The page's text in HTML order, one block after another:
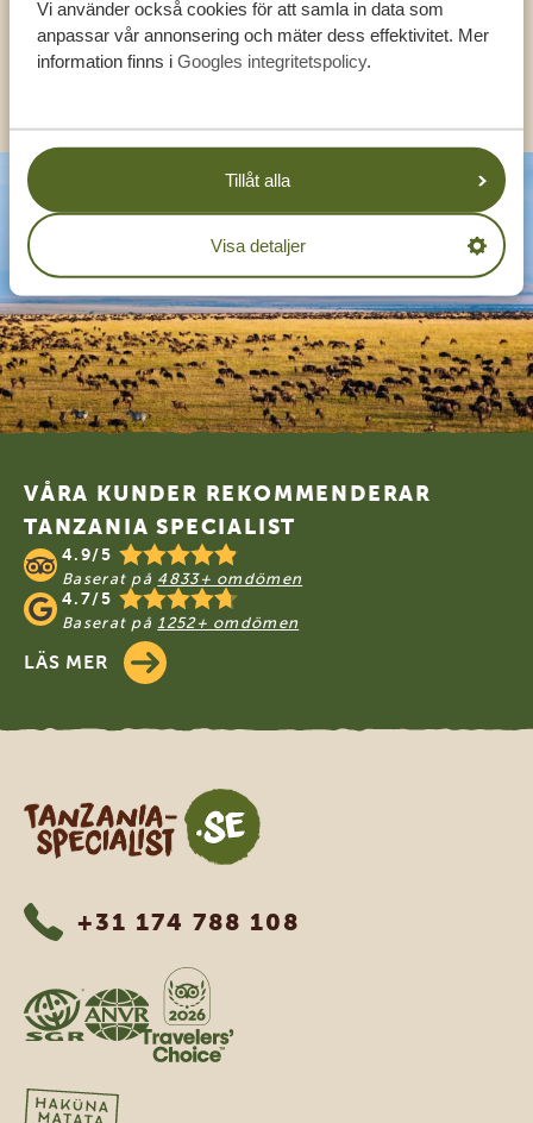
Vi använder också cookies för att samla in data som
anpassar vår annonsering och mäter dess effektivitet. Mer
information finns i Googles integritetspolicy.
Tillåt alla
Visa detaljer
SV:+31 174 788 108
Footer
VÅRA KUNDER REKOMMENDERAR
TANZANIA SPECIALIST
4.9/5
Baserat på 4833+ omdömen
4.7/5
Baserat på 1252+ omdömen
LÄS MER
Tanzania Specialist
+31 174 788 108